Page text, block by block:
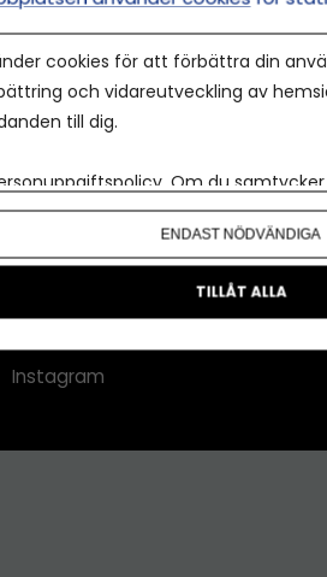
Kontakt
Nyhetsbrev
för medier
Instagram
cookies för att förbättra din
och vidareutveckling av
till dig.
. Om du
ditt val i efterhand hittar du den
ENDAST NÖDVÄNDIGA
TILLÅT ALLA